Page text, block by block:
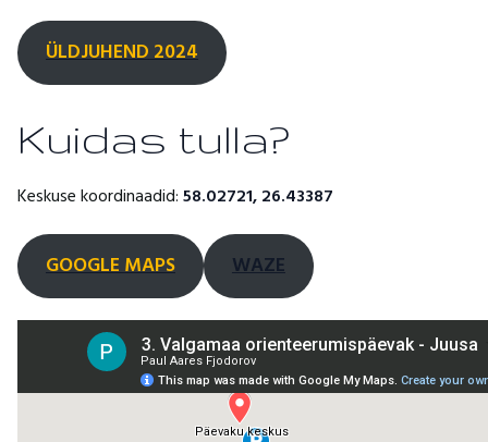
ÜLDJUHEND2024
Kuidas tulla?
Keskuse koordinaadid:58.02721, 26.43387
GOOGLE MAPS WAZE